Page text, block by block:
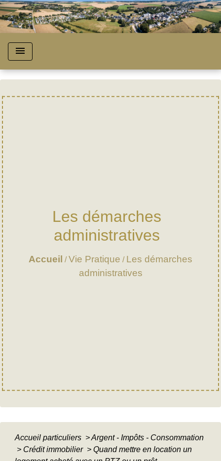
menu
Les démarches
administratives
Accueil /Vie Pratique / Les démarches
administratives
Accueil particuliers >Argent - Impôts - Consommation
> Crédit immobilier > Quand mettre en location un